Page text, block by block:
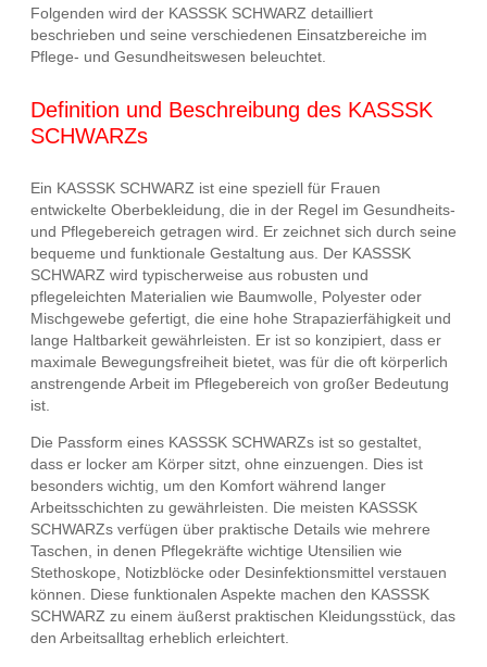
Folgenden wird der KASSSK SCHWARZ detailliert
beschrieben und seine verschiedenen Einsatzbereiche im
Pflege- und Gesundheitswesen beleuchtet.
Definition und Beschreibung des KASSSK
SCHWARZs
Ein KASSSK SCHWARZ ist eine speziell für Frauen
entwickelte Oberbekleidung, die in der Regel im Gesundheits-
und Pflegebereich getragen wird. Er zeichnet sich durch seine
bequeme und funktionale Gestaltung aus. Der KASSSK
SCHWARZ wird typischerweise aus robusten und
pflegeleichten Materialien wie Baumwolle, Polyester oder
Mischgewebe gefertigt, die eine hohe Strapazierfähigkeit und
lange Haltbarkeit gewährleisten. Er ist so konzipiert, dass er
maximale Bewegungsfreiheit bietet, was für die oft körperlich
anstrengende Arbeit im Pflegebereich von großer Bedeutung
ist.
Die Passform eines KASSSK SCHWARZs ist so gestaltet,
dass er locker am Körper sitzt, ohne einzuengen. Dies ist
besonders wichtig, um den Komfort während langer
Arbeitsschichten zu gewährleisten. Die meisten KASSSK
SCHWARZs verfügen über praktische Details wie mehrere
Taschen, in denen Pflegekräfte wichtige Utensilien wie
Stethoskope, Notizblöcke oder Desinfektionsmittel verstauen
können. Diese funktionalen Aspekte machen den KASSSK
SCHWARZ zu einem äußerst praktischen Kleidungsstück, das
den Arbeitsalltag erheblich erleichtert.